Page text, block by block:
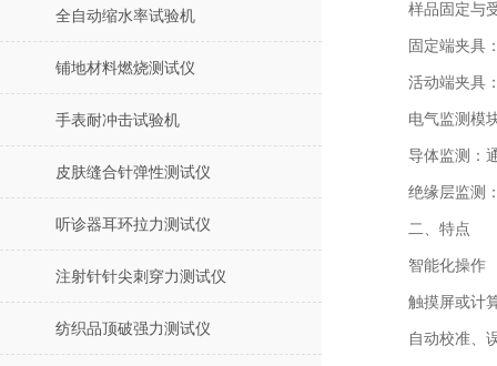
全自动缩水率试验机
铺地材料燃烧测试仪
手表耐冲击试验机
皮肤缝合针弹性测试仪
听诊器耳环拉力测试仪
注射针针尖刺穿力测试仪
纺织品顶破强力测试仪
样品固定与
固定端夹具
活动端夹具
电气监测模
导体监测：
绝缘层监测
二、特点
智能化操作
触摸屏或计
自动校准、